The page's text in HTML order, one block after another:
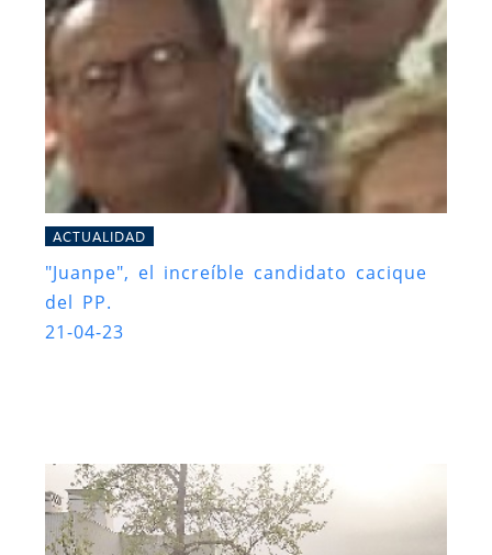
ACTUALIDAD
"Juanpe", el increíble candidato cacique
del PP.
21-04-23